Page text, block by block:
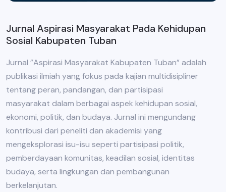
Jurnal Aspirasi Masyarakat Pada Kehidupan
Sosial Kabupaten Tuban
Jurnal ”Aspirasi Masyarakat Kabupaten Tuban” adalah
publikasi ilmiah yang fokus pada kajian multidisipliner
tentang peran, pandangan, dan partisipasi
masyarakat dalam berbagai aspek kehidupan sosial,
ekonomi, politik, dan budaya. Jurnal ini mengundang
kontribusi dari peneliti dan akademisi yang
mengeksplorasi isu-isu seperti partisipasi politik,
pemberdayaan komunitas, keadilan sosial, identitas
budaya, serta lingkungan dan pembangunan
berkelanjutan.